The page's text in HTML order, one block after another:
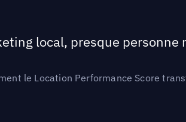
local, presque personne
le Location Performance Score